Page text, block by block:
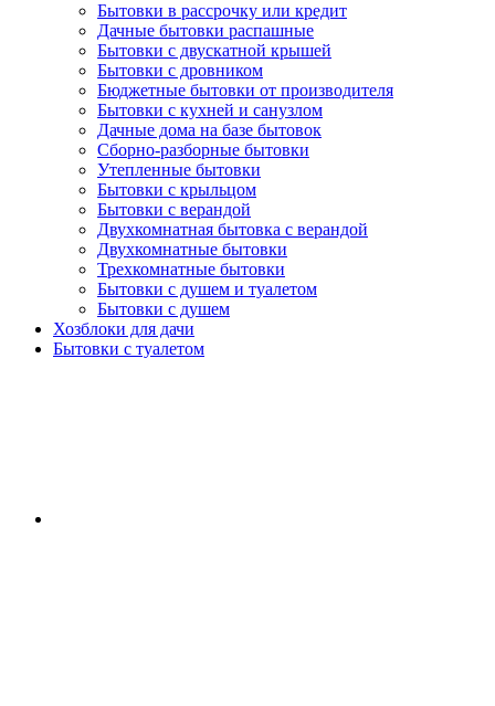
Бытовки в рассрочку или кредит
Дачные бытовки распашные
Бытовки с двускатной крышей
Бытовки с дровником
Бюджетные бытовки от производителя
Бытовки с кухней и санузлом
Дачные дома на базе бытовок
Сборно-разборные бытовки
Утепленные бытовки
Бытовки с крыльцом
Бытовки с верандой
Двухкомнатная бытовка с верандой
Двухкомнатные бытовки
Трехкомнатные бытовки
Бытовки с душем и туалетом
Бытовки с душем
Хозблоки для дачи
Бытовки с туалетом